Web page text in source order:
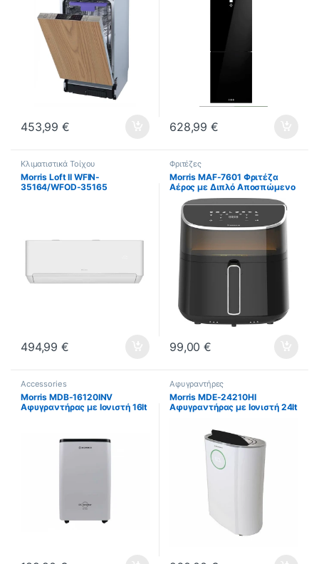
453,99€ 628,99€
Κλιματιστικά Τοίχου
Morris Loft II WFIN-
35164/WFOD-35165
494,99€
Φριτέζες
Morris MAF-7601 Φριτέζα
Αέρος με Διπλό Αποσπώμενο
Κάδο 7.6lt Μαύρη ΕΩΣ 12
ΔΟΣΕΙΣ
99,00€
Accessories
Morris MDB-16120INV
Αφυγραντήρας με Ιονιστή 16lt
Αφυγραντήρες
Morris MDE-24210HI
Αφυγραντήρας με Ιονιστή 24lt